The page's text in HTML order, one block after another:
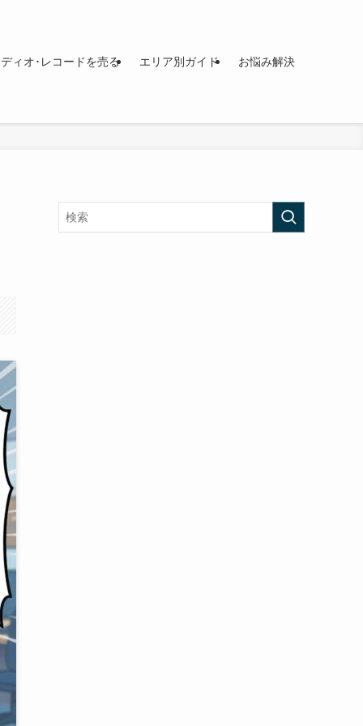
ィオ･レコードを売る エリア別ガイド お悩み解決